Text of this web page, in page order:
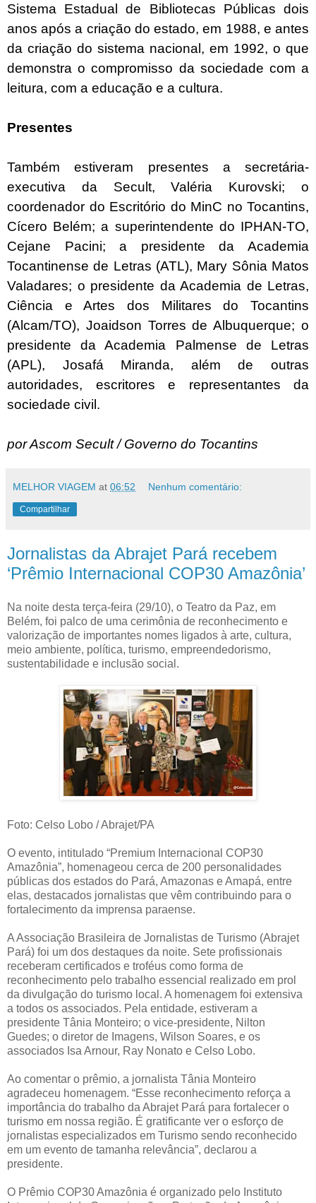
Sistema Estadual de Bibliotecas Públicas dois
anos após a criação do estado, em 1988, e antes
da criação do sistema nacional, em 1992, o que
demonstra o compromisso da sociedade com a
leitura, com a educação e a cultura.
Presentes
Também estiveram presentes a secretária-
executiva da Secult, Valéria Kurovski; o
coordenador do Escritório do MinC no Tocantins,
Cícero Belém; a superintendente do IPHAN-TO,
Cejane Pacini; a presidente da Academia
Tocantinense de Letras (ATL), Mary Sônia Matos
Valadares; o presidente da Academia de Letras,
Ciência e Artes dos Militares do Tocantins
(Alcam/TO), Joaidson Torres de Albuquerque; o
presidente da Academia Palmense de Letras
(APL), Josafá Miranda, além de outras
autoridades, escritores e representantes da
sociedade civil.
por Ascom Secult / Governo do Tocantins
MELHOR VIAGEM at 06:52 Nenhum comentário:
Compartilhar
Jornalistas da Abrajet Pará recebem
‘Prêmio Internacional COP30 Amazônia’
Na noite desta terça-feira (29/10), o Teatro da Paz, em
Belém, foi palco de uma cerimônia de reconhecimento e
valorização de importantes nomes ligados à arte, cultura,
meio ambiente, política, turismo, empreendedorismo,
sustentabilidade e inclusão social.
Foto: Celso Lobo / Abrajet/PA
O evento, intitulado “Premium Internacional COP30
Amazônia”, homenageou cerca de 200 personalidades
públicas dos estados do Pará, Amazonas e Amapá, entre
elas, destacados jornalistas que vêm contribuindo para o
fortalecimento da imprensa paraense.
A Associação Brasileira de Jornalistas de Turismo (Abrajet
Pará) foi um dos destaques da noite. Sete profissionais
receberam certificados e troféus como forma de
reconhecimento pelo trabalho essencial realizado em prol
da divulgação do turismo local. A homenagem foi extensiva
a todos os associados. Pela entidade, estiveram a
presidente Tânia Monteiro; o vice-presidente, Nilton
Guedes; o diretor de Imagens, Wilson Soares, e os
associados Isa Arnour, Ray Nonato e Celso Lobo.
Ao comentar o prêmio, a jornalista Tânia Monteiro
agradeceu homenagem. “Esse reconhecimento reforça a
importância do trabalho da Abrajet Pará para fortalecer o
turismo em nossa região. É gratificante ver o esforço de
jornalistas especializados em Turismo sendo reconhecido
em um evento de tamanha relevância”, declarou a
presidente.
O Prêmio COP30 Amazônia é organizado pelo Instituto